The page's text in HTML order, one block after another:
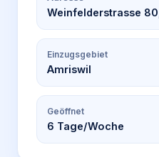
Weinfelderstrasse
Einzugsgebiet
Amriswil
Geöffnet
6 Tage/Woche